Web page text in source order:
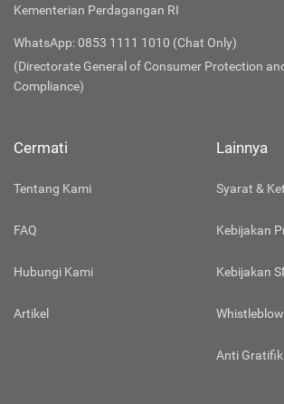
Kementerian Perdagangan RI
WhatsApp: 0853 1111 1010 (Chat Only)
(Directorate General of Consumer Protection
Compliance)
Cermati
Tentang Kami
FAQ
Hubungi Kami
Artikel
Lainnya
Syarat &
Kebijakan
Kebijakan
Anti